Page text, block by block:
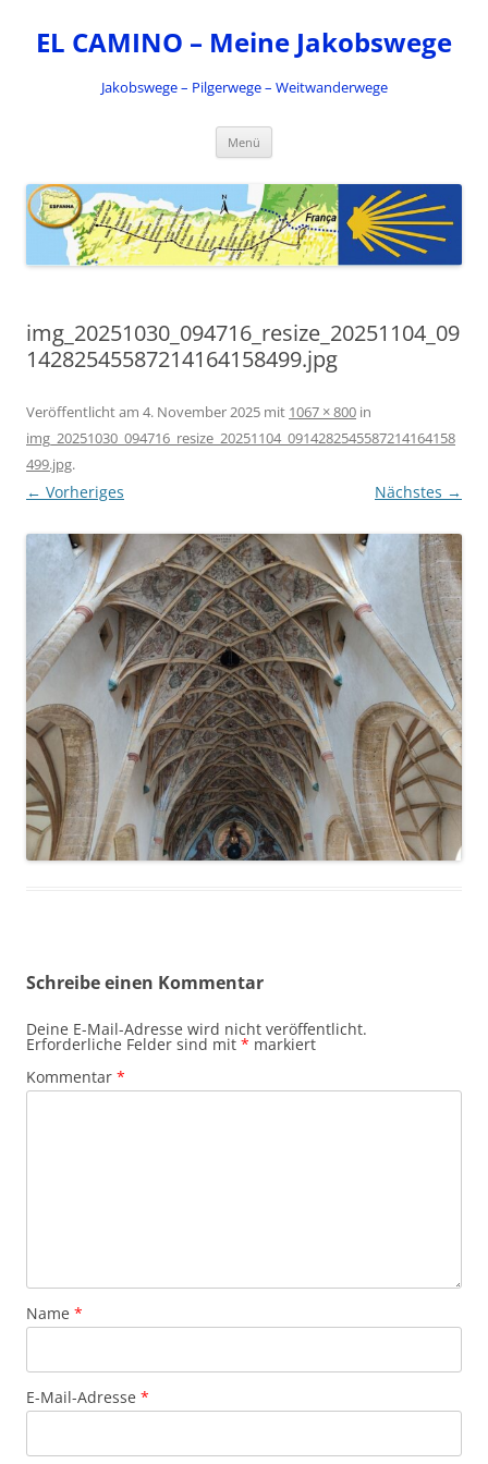
springen
EL CAMINO – Meine Jakobswege
Jakobswege – Pilgerwege – Weitwanderwege
Menü
img_20251030_094716_resize_20251104_09
14282545587214164158499.jpg
Veröffentlicht am 4. November 2025 mit 1067 × 800 in
img_20251030_094716_resize_20251104_0914282545587214164158
499.jpg.
← Vorheriges Nächstes →
Schreibe einen Kommentar
Deine E-Mail-Adresse wird nicht veröffentlicht.
Erforderliche Felder sind mit * markiert
Kommentar *
Name *
E-Mail-Adresse *